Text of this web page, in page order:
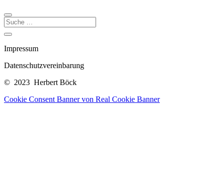
Impressum
Datenschutzvereinbarung
© 2023 Herbert Böck
Cookie Consent Banner von Real Cookie Banner